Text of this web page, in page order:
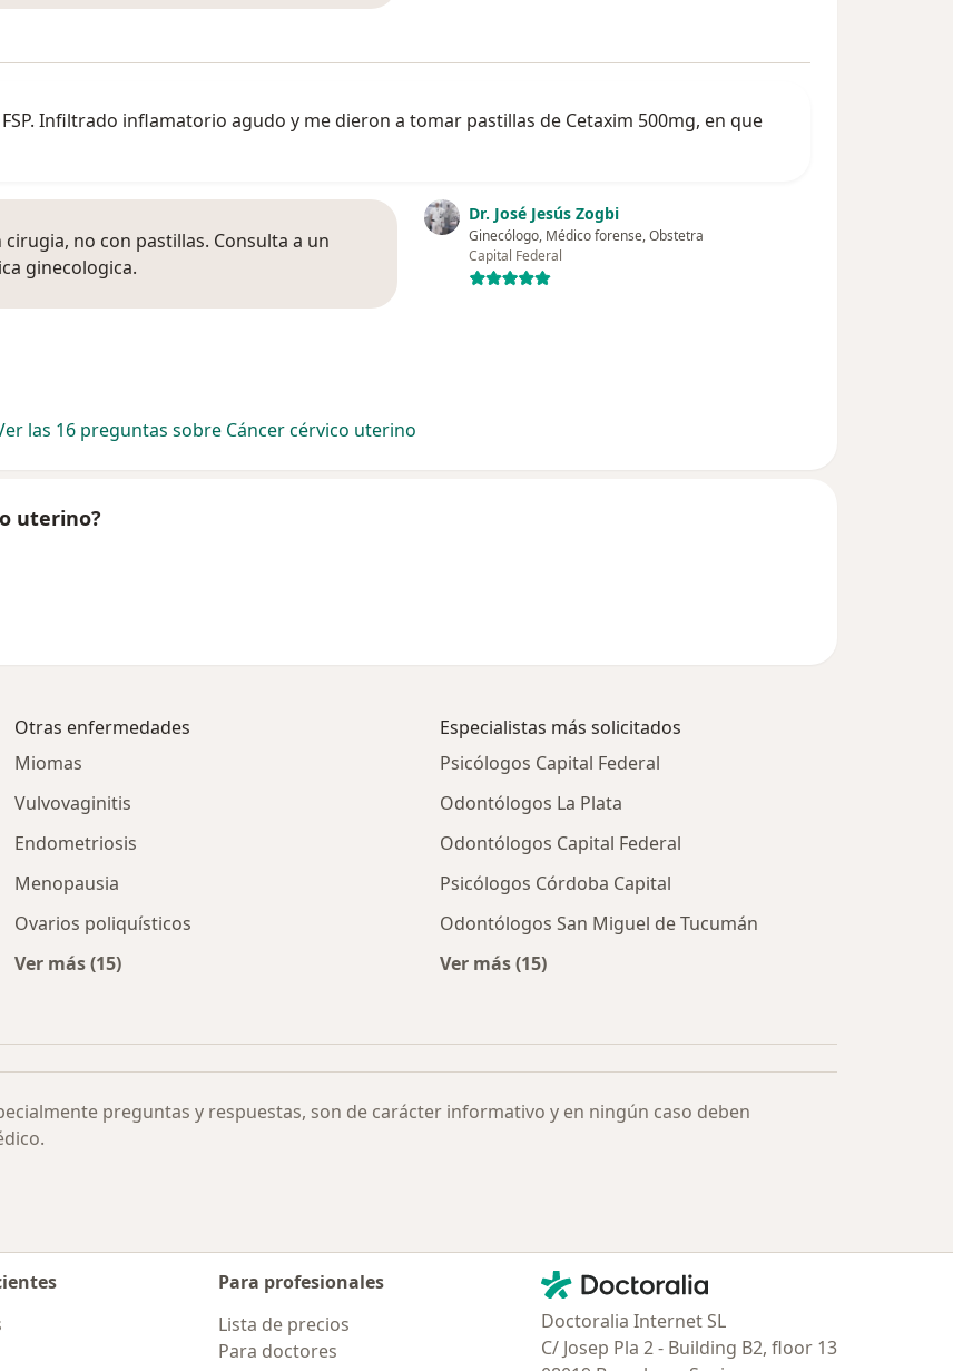
Infiltrado inflamatorio agudo y me dieron a tomar pastillas de Cetaxim 500mg, en que
Dr. José Jesús Zogbi
Ginecólogo, Médico forense, Obstetra
Capital Federal
no con pastillas. Consulta a un
ginecologica.
las 16 preguntas sobre Cáncer cérvico uterino
uterino?
Otras enfermedades
Miomas
Vulvovaginitis
Endometriosis
Menopausia
Ovarios poliquísticos
Ver más (15)
Especialistas más solicitados
Psicólogos Capital Federal
Odontólogos La Plata
Odontólogos Capital Federal
Psicólogos Córdoba Capital
Odontólogos San Miguel de Tucumán
Ver más (15)
preguntas y respuestas, son de carácter informativo y en ningún caso deben
Para profesionales
Lista de precios
Para doctores
Contacto
Doctoralia - Página de inicio
Doctoralia Internet SL
C/ Josep Pla 2 - Building B2, floor 13